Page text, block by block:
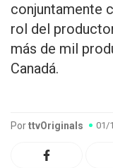
conjuntamente
rol del
más de mil
Canadá.
PorttvOriginals 01/